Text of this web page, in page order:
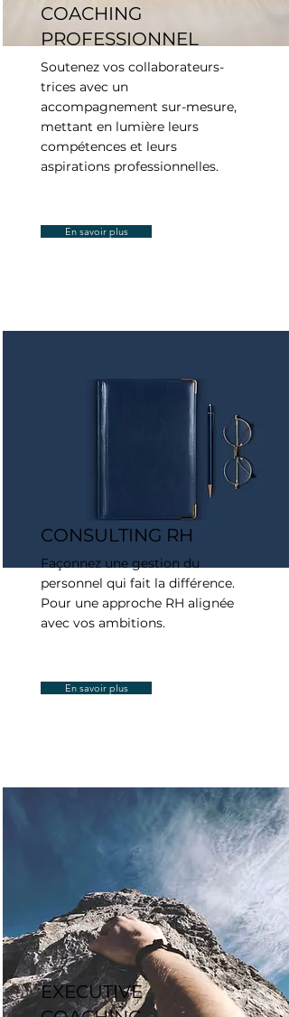
COACHING
PROFESSIONNEL
Soutenez vos collaborateurs-
trices avec un
accompagnement sur-mesure,
mettant en lumière leurs
compétences et leurs
aspirations professionnelles.
En savoir plus
CONSULTING RH
Façonnez une gestion du
personnel qui fait la différence.
Pour une approche RH alignée
avec vos ambitions.
En savoir plus
EXECUTIVE